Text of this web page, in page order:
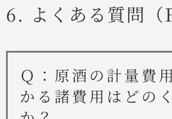
6. よくある質問（
Ｑ：原酒の計量費
かる諸費用はどの